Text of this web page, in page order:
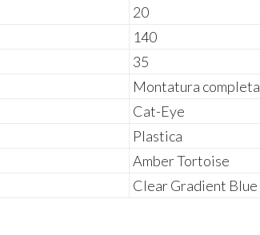
20
140
35
Montatura completa
Cat-Eye
Plastica
Amber Tortoise
Clear Gradient Blue